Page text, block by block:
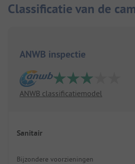
Classificatie van de
ANWB inspectie
ANWB classificatiemodel
Sanitair
Bijzondere voorzieningen